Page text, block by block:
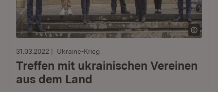
31.03.2022 Ukraine-Krieg
Treffen mit ukrainischen Vereinen
aus dem Land